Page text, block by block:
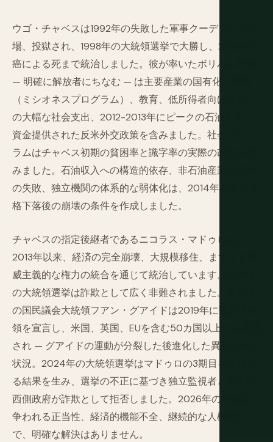
ウゴ・チャベスは1992年の失敗した軍事クーデターで登
場、投獄され、1998年の大統領選挙で大勝し、2013年の
癌による死まで統治しました。彼が率いたボリバル革命
— 明確に解放者にちなむ — は主要産業の国有化、医療
（ミシオネスプログラム）、教育、低所得者向け住宅へ
の大幅な社会支出、2012-2013年にピークの石油収入で
資金提供された反米外交政策を含みました。社会プログ
ラムはチャベス初期の貧困率と識字率の実際の改善を生
みました。石油収入への構造的依存、非石油産業の発展
の失敗、独立機関の体系的な弱体化は、2014年の石油価
格下落後の崩壊の条件を作成しました。
チャベスの指定後継者であるニコラス・マドゥロは、
2013年以来、経済の完全崩壊、大規模移住、ますます権
威主義的な権力の統合を通じて統治しています。2018年
の大統領選挙は詐欺として広く非難されました。反対派
の国民議会大統領フアン・グアイドは2019年に暫定大統
領を宣言し、米国、英国、EUを含む50カ国以上から承認
され — グアイドの運動が分裂した後進化した異常な外交
状況。2024年の大統領選挙はマドゥロの3期目を主張す
る結果を生み、選挙の不正に基づき独立監視者と多くの
西側政府が詐欺として拒否しました。2026年の状況は、
争われる正当性、経済的機能不全、継続的な人権懸念
で、明確な解決はありません。